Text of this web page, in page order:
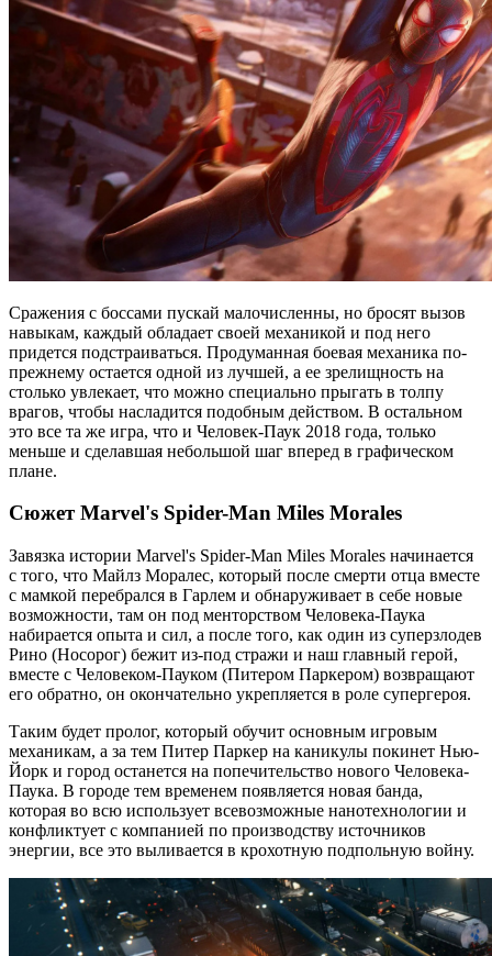
Сражения с боссами пускай малочисленны, но бросят вызов
навыкам, каждый обладает своей механикой и под него
придется подстраиваться. Продуманная боевая механика по-
прежнему остается одной из лучшей, а ее зрелищность на
столько увлекает, что можно специально прыгать в толпу
врагов, чтобы насладится подобным действом. В остальном
это все та же игра, что и Человек-Паук 2018 года, только
меньше и сделавшая небольшой шаг вперед в графическом
плане.
Сюжет Marvel's Spider-Man Miles Morales
Завязка истории Marvel's Spider-Man Miles Morales начинается
с того, что Майлз Моралес, который после смерти отца вместе
с мамкой перебрался в Гарлем и обнаруживает в себе новые
возможности, там он под менторством Человека-Паука
набирается опыта и сил, а после того, как один из суперзлодев
Рино (Носорог) бежит из-под стражи и наш главный герой,
вместе с Человеком-Пауком (Питером Паркером) возвращают
его обратно, он окончательно укрепляется в роле супергероя.
Таким будет пролог, который обучит основным игровым
механикам, а за тем Питер Паркер на каникулы покинет Нью-
Йорк и город останется на попечительство нового Человека-
Паука. В городе тем временем появляется новая банда,
которая во всю использует всевозможные нанотехнологии и
конфликтует с компанией по производству источников
энергии, все это выливается в крохотную подпольную войну.